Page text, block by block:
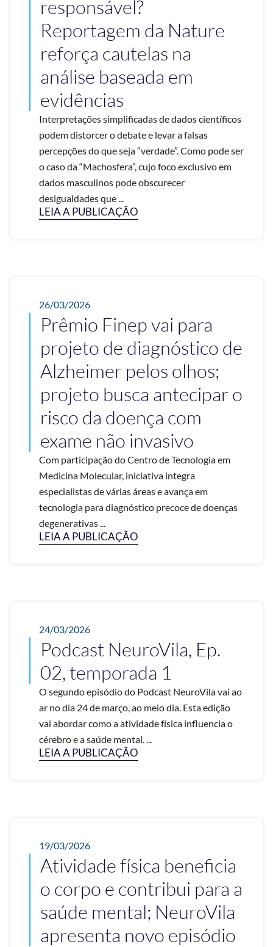
responsável?
Reportagem da Nature
reforça cautelas na
análise baseada em
evidências
Interpretações simplificadas de dados científicos
podem distorcer o debate e levar a falsas
percepções do que seja “verdade”. Como pode ser
o caso da “Machosfera”, cujo foco exclusivo em
dados masculinos pode obscurecer
desigualdades que ...
LEIA A PUBLICAÇÃO
26/03/2026
Prêmio Finep vai para
projeto de diagnóstico de
Alzheimer pelos olhos;
projeto busca antecipar o
risco da doença com
exame não invasivo
Com participação do Centro de Tecnologia em
Medicina Molecular, iniciativa integra
especialistas de várias áreas e avança em
tecnologia para diagnóstico precoce de doenças
degenerativas ...
LEIA A PUBLICAÇÃO
24/03/2026
Podcast NeuroVila, Ep.
02, temporada 1
O segundo episódio do Podcast NeuroVila vai ao
ar no dia 24 de março, ao meio dia. Esta edição
vai abordar como a atividade física influencia o
cérebro e a saúde mental. ...
LEIA A PUBLICAÇÃO
19/03/2026
Atividade física beneficia
o corpo e contribui para a
saúde mental; NeuroVila
apresenta novo episódio